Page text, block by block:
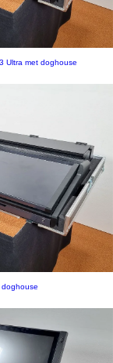
Ultra met doghouse
doghouse